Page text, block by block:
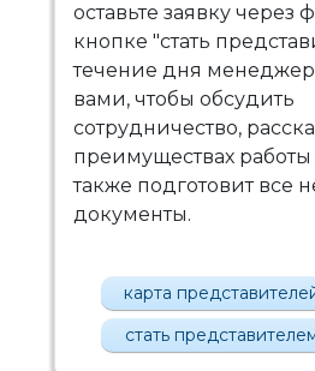
оставьте заявку через
кнопке "стать
течение дня менеджер
вами, чтобы обсудить
сотрудничество,
преимуществах работы
также подготовит все
документы.
карта
стать